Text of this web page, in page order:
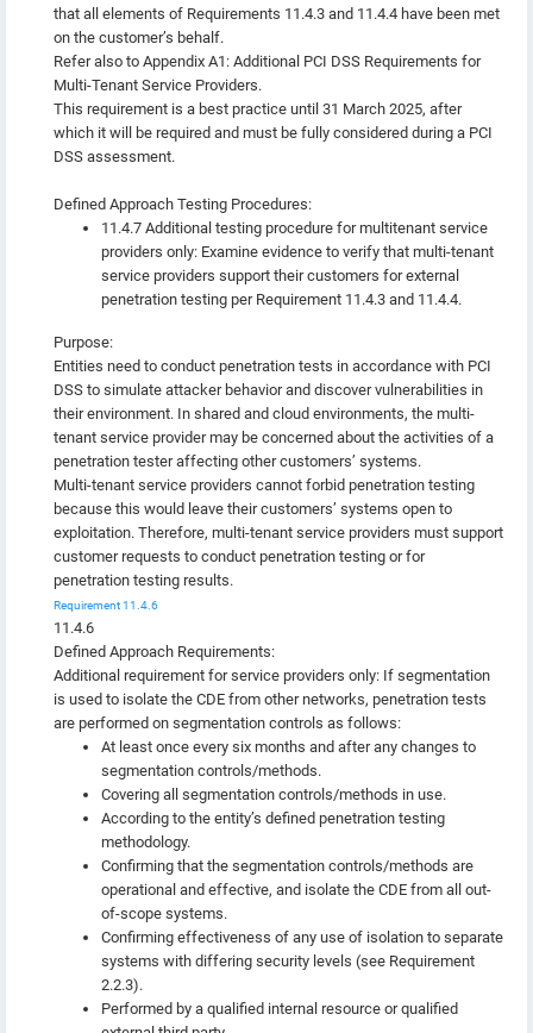
that all elements of Requirements 11.4.3 and 11.4.4 have been met
on the customer’s behalf.
Refer also to Appendix A1: Additional PCI DSS Requirements for
Multi-Tenant Service Providers.
This requirement is a best practice until 31 March 2025, after
which it will be required and must be fully considered during a PCI
DSS assessment.
Defined Approach Testing Procedures:
11.4.7 Additional testing procedure for multitenant service
providers only: Examine evidence to verify that multi-tenant
service providers support their customers for external
penetration testing per Requirement 11.4.3 and 11.4.4.
Purpose:
Entities need to conduct penetration tests in accordance with PCI
DSS to simulate attacker behavior and discover vulnerabilities in
their environment. In shared and cloud environments, the multi-
tenant service provider may be concerned about the activities of a
penetration tester affecting other customers’ systems.
Multi-tenant service providers cannot forbid penetration testing
because this would leave their customers’ systems open to
exploitation. Therefore, multi-tenant service providers must support
customer requests to conduct penetration testing or for
penetration testing results.
Requirement 11.4.6
11.4.6
Defined Approach Requirements:
Additional requirement for service providers only: If segmentation
is used to isolate the CDE from other networks, penetration tests
are performed on segmentation controls as follows:
At least once every six months and after any changes to
segmentation controls/methods.
Covering all segmentation controls/methods in use.
According to the entity’s defined penetration testing
methodology.
Confirming that the segmentation controls/methods are
operational and effective, and isolate the CDE from all out-
of-scope systems.
Confirming effectiveness of any use of isolation to separate
systems with differing security levels (see Requirement
2.2.3).
Performed by a qualified internal resource or qualified